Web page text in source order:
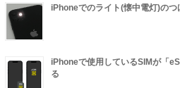
iPhoneでのライト(懐中電灯)のつ
iPhoneで使用しているSIMが「
る